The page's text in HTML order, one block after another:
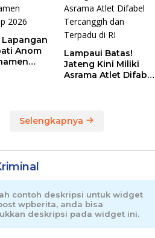
Anom
Lampaui Batas!
Jateng Kini Miliki
Asrama Atlet Difabel
Selengkapnya
contoh deskripsi untuk widget
wpberita, anda bisa
deskripsi pada widget ini.